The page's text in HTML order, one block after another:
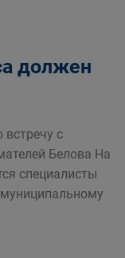
должен
с
Белова На
специалисты